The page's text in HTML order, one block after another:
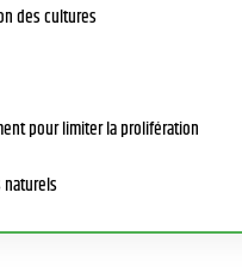
des cultures
pour limiter la prolifération
naturels